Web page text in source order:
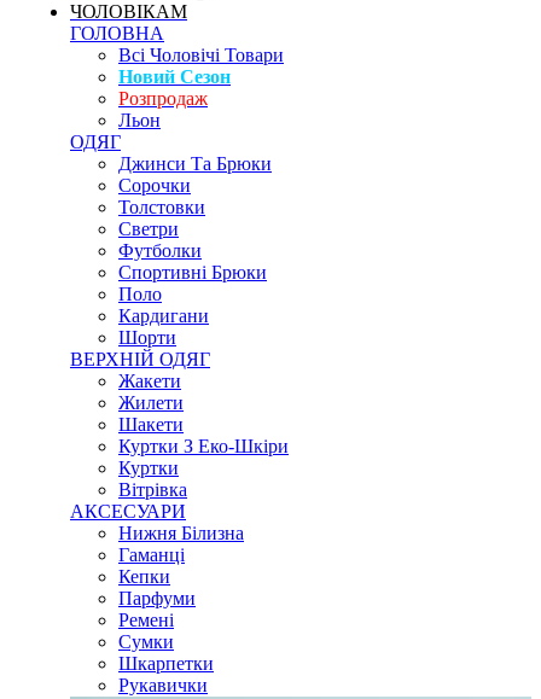
ЧОЛОВІКАМ
ГОЛОВНА
Всі Чоловічі Товари
Новий Сезон
Розпродаж
Льон
ОДЯГ
Джинси Та Брюки
Сорочки
Толстовки
Светри
Футболки
Спортивні Брюки
Поло
Кардигани
Шорти
ВЕРХНІЙ ОДЯГ
Жакети
Жилети
Шакети
Куртки З Еко-Шкіри
Куртки
Вітрівка
АКСЕСУАРИ
Нижня Білизна
Гаманці
Кепки
Парфуми
Ремені
Сумки
Шкарпетки
Рукавички